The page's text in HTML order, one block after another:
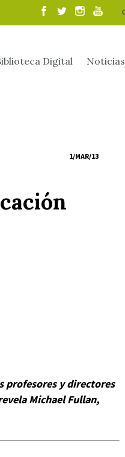
Digital Noticias
1/MAR/13
profesores y directores
Michael Fullan,